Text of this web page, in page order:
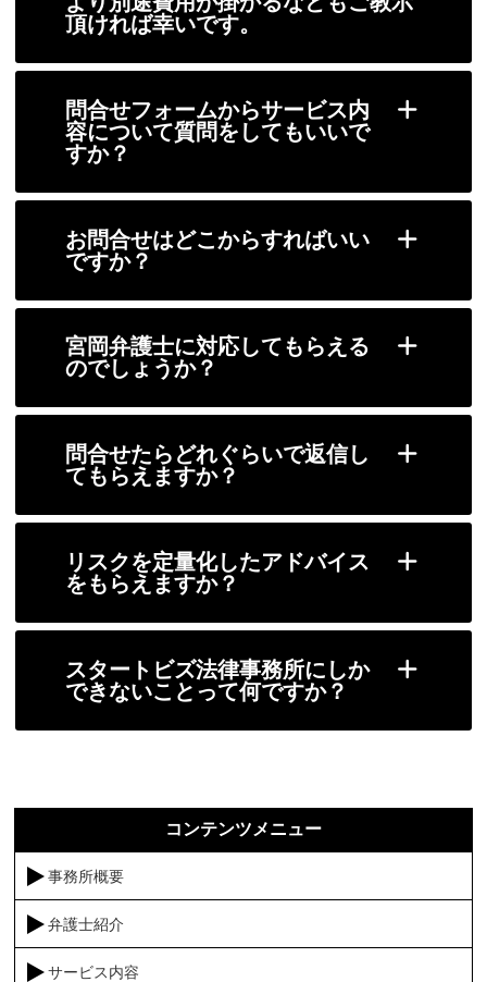
頂ければ幸いです。
問合せフォームからサービス内
容について質問をしてもいいで
すか？
お問合せはどこからすればいい
ですか？
宮岡弁護士に対応してもらえる
のでしょうか？
問合せたらどれぐらいで返信し
てもらえますか？
リスクを定量化したアドバイス
をもらえますか？
スタートビズ法律事務所にしか
できないことって何ですか？
コンテンツメニュー
事務所概要
弁護士紹介
サービス内容